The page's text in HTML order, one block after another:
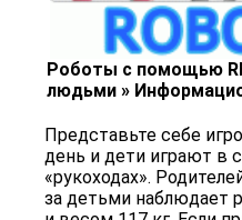
Роботы с помощью
людьми »
Представьте себе
день и дети играют в
«рукоходах».
за детьми наблюдает